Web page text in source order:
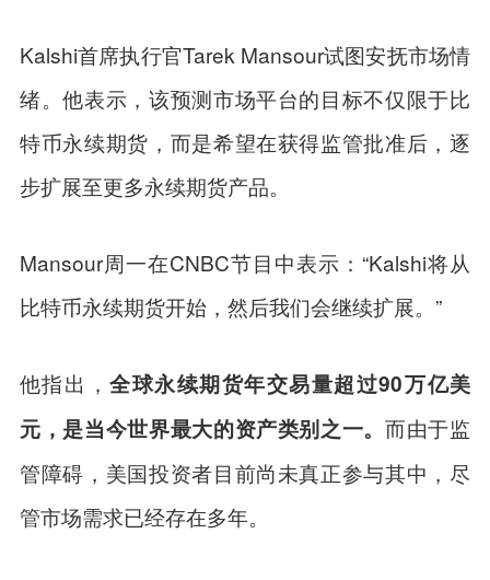
Kalshi首席执行官Tarek Mansour试图安抚市场情
绪。他表示，该预测市场平台的目标不仅限于比
特币永续期货，而是希望在获得监管批准后，逐
步扩展至更多永续期货产品。
Mansour周一在CNBC节目中表示：“Kalshi将从
比特币永续期货开始，然后我们会继续扩展。”
他指出，全球永续期货年交易量超过90万亿美
元，是当今世界最大的资产类别之一。而由于监
管障碍，美国投资者目前尚未真正参与其中，尽
管市场需求已经存在多年。